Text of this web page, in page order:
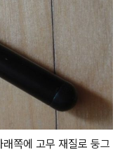
쪽에 고무 재질로 둥그